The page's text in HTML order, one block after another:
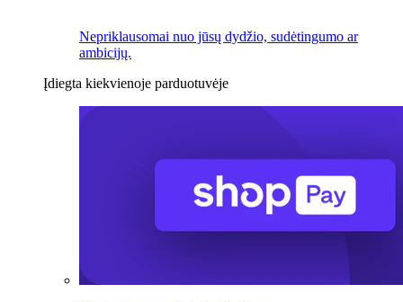
Nepriklausomai nuo jūsų dydžio, sudėtingumo ar
ambicijų.
Įdiegta kiekvienoje parduotuvėje